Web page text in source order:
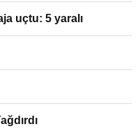
uçtu: 5 yaralı